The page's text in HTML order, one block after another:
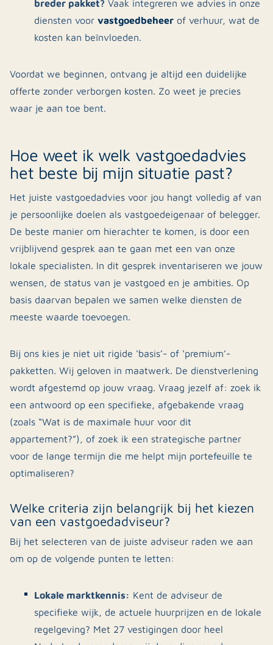
breder pakket? Vaak integreren we advies in onze
diensten voor vastgoedbeheer of verhuur, wat de
kosten kan beïnvloeden.
Voordat we beginnen, ontvang je altijd een duidelijke
offerte zonder verborgen kosten. Zo weet je precies
waar je aan toe bent.
Hoe weet ik welk vastgoedadvies
het beste bij mijn situatie past?
Het juiste vastgoedadvies voor jou hangt volledig af van
je persoonlijke doelen als vastgoedeigenaar of belegger.
De beste manier om hierachter te komen, is door een
vrijblijvend gesprek aan te gaan met een van onze
lokale specialisten. In dit gesprek inventariseren we jouw
wensen, de status van je vastgoed en je ambities. Op
basis daarvan bepalen we samen welke diensten de
meeste waarde toevoegen.
Bij ons kies je niet uit rigide ‘basis’- of ‘premium’-
pakketten. Wij geloven in maatwerk. De dienstverlening
wordt afgestemd op jouw vraag. Vraag jezelf af: zoek ik
een antwoord op een specifieke, afgebakende vraag
(zoals “Wat is de maximale huur voor dit
appartement?”), of zoek ik een strategische partner
voor de lange termijn die me helpt mijn portefeuille te
optimaliseren?
Welke criteria zijn belangrijk bij het kiezen
van een vastgoedadviseur?
Bij het selecteren van de juiste adviseur raden we aan
om op de volgende punten te letten:
Lokale marktkennis: Kent de adviseur de
specifieke wijk, de actuele huurprijzen en de lokale
regelgeving? Met 27 vestigingen door heel